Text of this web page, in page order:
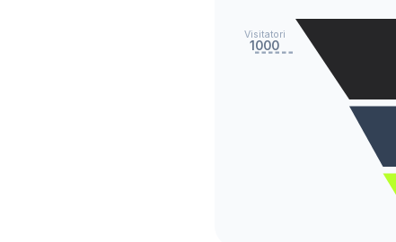
Visitatori
1000